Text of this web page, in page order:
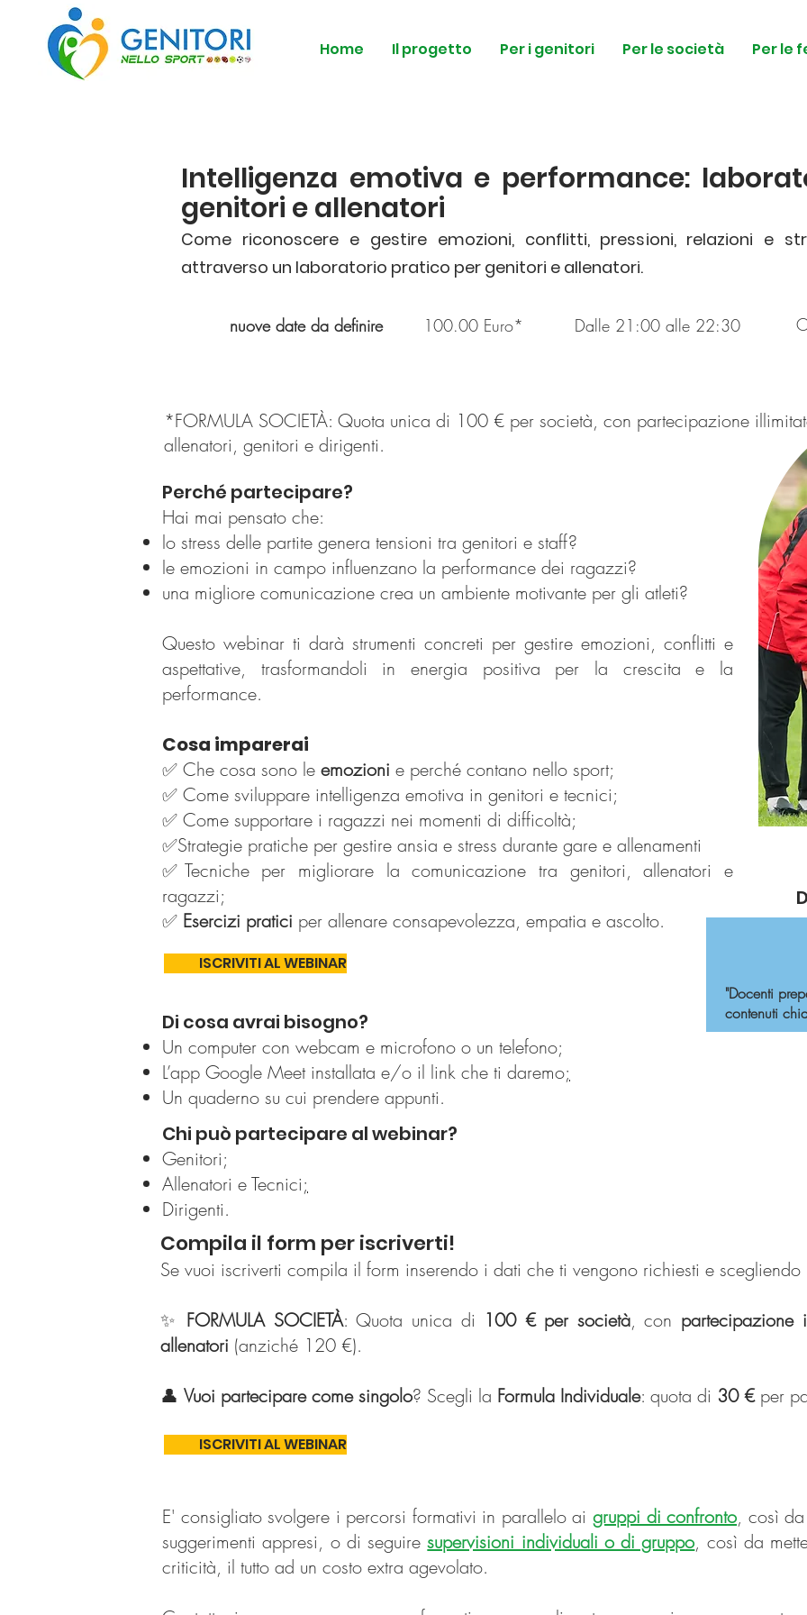
Home Il progetto Per i genitori Per le società Per le
Intelligenza emotiva e performance:
genitori e allenatori
nuove date da definire 100.00 Euro* Dalle 21:00 alle 22:30
Come riconoscere e gestire emozioni, conflitti, pressioni, relazioni e
attraverso un laboratorio pratico per genitori e allenatori.
Perché partecipare?
Hai mai pensato che:
lo stress delle partite genera tensioni tra genitori e staff?
le emozioni in campo influenzano la performance dei ragazzi?
una migliore comunicazione crea un ambiente motivante per gli atleti?
Questo webinar ti darà strumenti concreti per gestire emozioni, conflitti e
aspettative, trasformandoli in energia positiva per la crescita e la
performance.
Cosa imparerai
✅ Che cosa sono le emozioni e perché contano nello sport;
✅ Come sviluppare intelligenza emotiva in genitori e tecnici;
✅ Come supportare i ragazzi nei momenti di difficoltà;
✅Strategie pratiche per gestire ansia e stress durante gare e allenamenti
✅Tecniche per migliorare la comunicazione tra genitori, allenatori e
ragazzi;
✅ Esercizi pratici per allenare consapevolezza, empatia e ascolto.
Di cosa avrai bisogno?
Un computer con webcam e microfono o un telefono;
L’app Google Meet installata e/o il link che ti daremo;
Un quaderno su cui prendere appunti.
ISCRIVITI AL WEBINAR
"Docenti
contenuti
Chi può partecipare al webinar?
Genitori;
Allenatori e Tecnici;
Dirigenti.
*FORMULA SOCIETÀ: Quota unica di 100 € per società, con partecipazione
allenatori, genitori e dirigenti.
Compila il form per iscriverti!
Se vuoi iscriverti compila il form inserendo i dati che ti vengono richiesti e
✨ FORMULA SOCIETÀ: Quota unica di 100 € per società, con partecipazione
allenatori (anziché 120 €).
👤 Vuoi partecipare come singolo? Scegli la Formula Individuale: quota di 30 €per
ISCRIVITI AL WEBINAR
E' consigliato svolgere i percorsi formativi in parallelo ai gruppi di confronto, così
suggerimenti appresi, o di seguiresupervisioni individuali o di gruppo, così da
criticità, il tutto ad un costo extra agevolato.